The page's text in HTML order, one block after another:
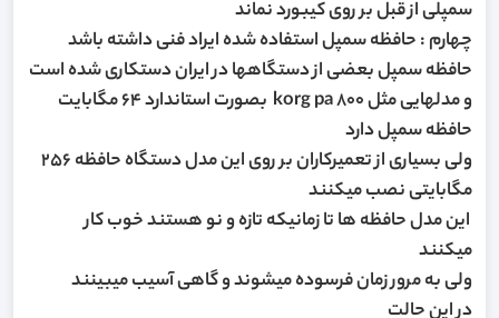
سمپلی از قبل بر روی کیبورد نماند
چهارم : حافظه سمپل استفاده شده ایراد فنی داشته باشد
حافظه سمپل بعضی از دستگاهها در ایران دستکاری شده است
و مدلهایی مثل korg pa 800 بصورت استاندارد 64 مگابایت
حافظه سمپل دارد
ولی بسیاری از تعمیرکاران بر روی این مدل دستگاه حافظه 256
مگابایتی نصب میکنند
این مدل حافظه ها تا زمانیکه تازه و نو هستند خوب کار
میکنند
ولی به مرور زمان فرسوده میشوند و گاهی آسیب میبینند
در این حالت